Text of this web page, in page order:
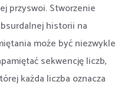
przyswoi. Stworzenie
historii na
może być niezwykle
sekwencję liczb,
każda liczba oznacza